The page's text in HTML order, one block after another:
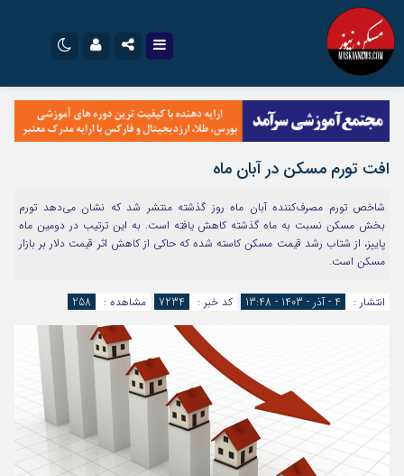
اینستاگرام
تلگرام
سروش
ایتا
آپارات
نام کاربری یا نشانی ایمیل
رمز عبور
مرا به خاطر بسپار
افت تورم مسکن در آبان ماه
شاخص تورم مصرف‌کننده آبان ماه روز گذشته منتشر شد که نشان می‌دهد تورم
بخش مسکن نسبت به ماه گذشته کاهش یافته است. به این ترتیب در دومین ماه
پاییز، از شتاب رشد قیمت مسکن کاسته شده که حاکی از کاهش اثر قیمت دلار بر بازار
مسکن است.
انتشار : 4 - آذر - 1403 - 13:48 کد خبر : 7234 مشاهده : 258